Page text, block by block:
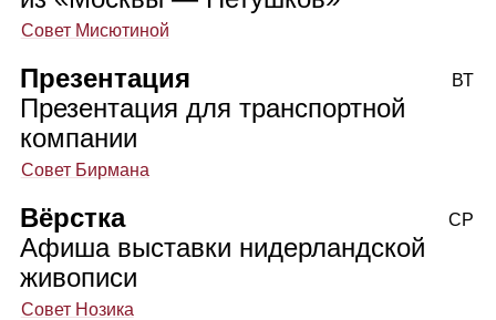
Совет Мисютиной
Презентация
Презентация для транспортной
компании
Совет Бирмана
ВТ
Вёрстка
Афиша выставки нидерландской
живописи
Совет Нозика
СР